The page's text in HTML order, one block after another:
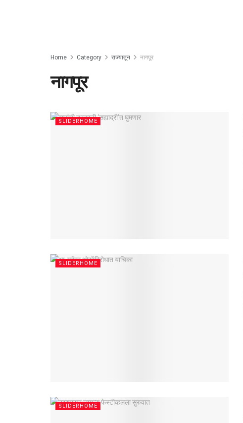
Home Category राज्यातून नागपूर
नागपूर
SLIDERHOME
SLIDERHOME
SLIDERHOME